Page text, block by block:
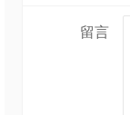
留言